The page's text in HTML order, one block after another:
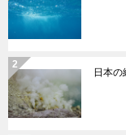
日本の